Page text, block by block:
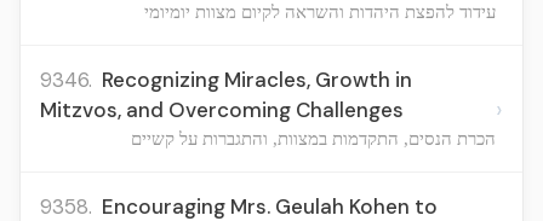
עידוד להפצת היהדות והשראה לקיום מצוות יומיומי
9346. Recognizing Miracles, Growth in
Mitzvos, and Overcoming Challenges
הכרת הנסים, התקדמות במצוות, והתגברות על קשיים
›
9358. Encouraging Mrs. Geulah Kohen to